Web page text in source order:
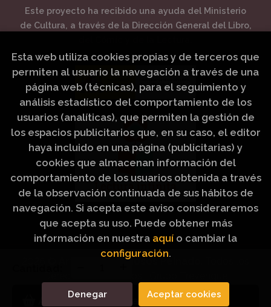
Añadir a mi cesta
Este proyecto ha recibido una ayuda del Ministerio
de Cultura, a través de la Dirección General del Libro,
Artículos Religiosos Peinado
Esta web utiliza cookies propias y de terceros que
permiten al usuario la navegación a través de una
página web (técnicas), para el seguimiento y
análisis estadístico del comportamiento de los
usuarios (analíticas), que permiten la gestión de
los espacios publicitarios que, en su caso, el editor
haya incluido en una página (publicitarias) y
cookies que almacenan información del
comportamiento de los usuarios obtenida a través
de la observación continuada de sus hábitos de
navegación. Si acepta este aviso consideraremos
que acepta su uso. Puede obtener más
información en nuestra aquí o cambiar la
configuración.
Denegar Aceptar cookies